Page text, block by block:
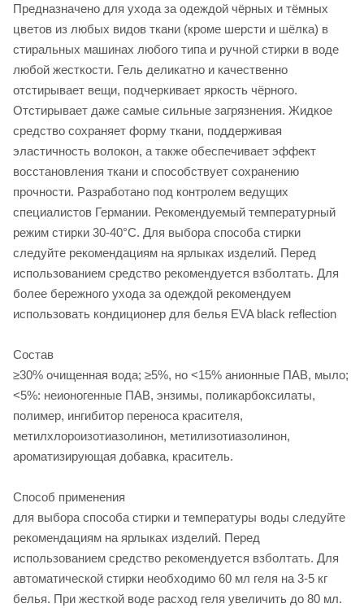
Предназначено для ухода за одеждой чёрных и тёмных
цветов из любых видов ткани (кроме шерсти и шёлка) в
стиральных машинах любого типа и ручной стирки в воде
любой жесткости. Гель деликатно и качественно
отстирывает вещи, подчеркивает яркость чёрного.
Отстирывает даже самые сильные загрязнения. Жидкое
средство сохраняет форму ткани, поддерживая
эластичность волокон, а также обеспечивает эффект
восстановления ткани и способствует сохранению
прочности. Разработано под контролем ведущих
специалистов Германии. Рекомендуемый температурный
режим стирки 30-40°С. Для выбора способа стирки
следуйте рекомендациям на ярлыках изделий. Перед
использованием средство рекомендуется взболтать. Для
более бережного ухода за одеждой рекомендуем
использовать кондиционер для белья EVA black reflection
Состав
≥30% очищенная вода; ≥5%, но <15% анионные ПАВ, мыло;
<5%: неионогенные ПАВ, энзимы, поликарбоксилаты,
полимер, ингибитор переноса красителя,
метилхлороизотиазолинон, метилизотиазолинон,
ароматизирующая добавка, краситель.
Способ применения
для выбора способа стирки и температуры воды следуйте
рекомендациям на ярлыках изделий. Перед
использованием средство рекомендуется взболтать. Для
автоматической стирки необходимо 60 мл геля на 3-5 кг
белья. При жесткой воде расход геля увеличить до 80 мл.